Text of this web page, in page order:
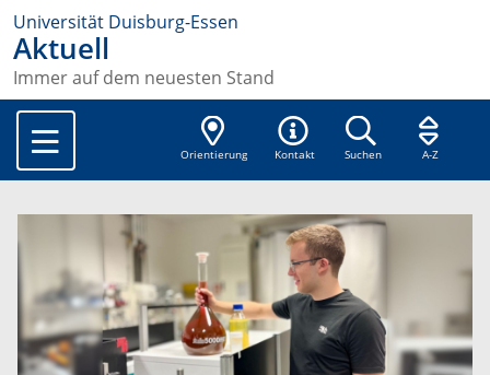
Universität Duisburg-Essen
Aktuell
Immer auf dem neuesten Stand
Orientierung Kontakt Suchen A-Z